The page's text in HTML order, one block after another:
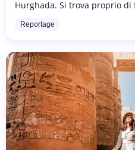
Hurghada. Si trova proprio di fronte al resort, nel Mar
vedere quando...
Reportage